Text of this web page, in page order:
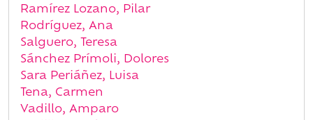
Ramírez Lozano, Pilar
Rodríguez, Ana
Salguero, Teresa
Sánchez Prímoli, Dolores
Sara Periáñez, Luisa
Tena, Carmen
Vadillo, Amparo